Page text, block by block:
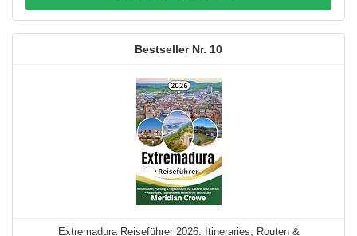
10
Extremadura Reiseführer 2026: Itineraries, Routen &